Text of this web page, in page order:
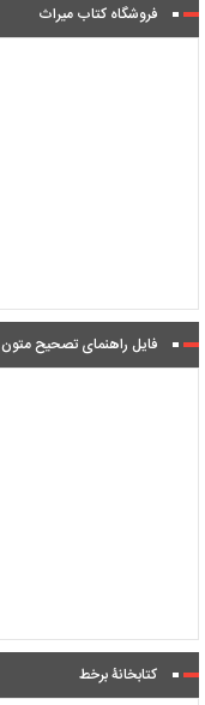
فروشگاه کتاب میراث
فایل راهنمای تصحیح متون
کتابخانۀ برخط